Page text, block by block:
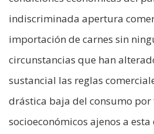
indiscriminada apertura
importación de carnes sin
circunstancias que han
sustancial las reglas
drástica baja del consumo por
socioeconómicos ajenos a esta